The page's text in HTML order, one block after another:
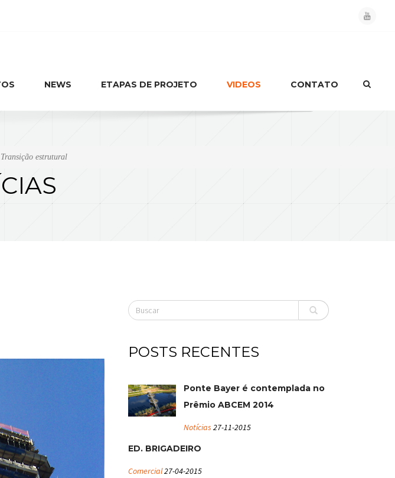
NEWS ETAPAS DE PROJETO VIDEOS CONTATO
Transição estrutural
POSTS RECENTES
Ponte Bayer é contemplada no
Prêmio ABCEM 2014
Notícias 27-11-2015
ED. BRIGADEIRO
Comercial27-04-2015